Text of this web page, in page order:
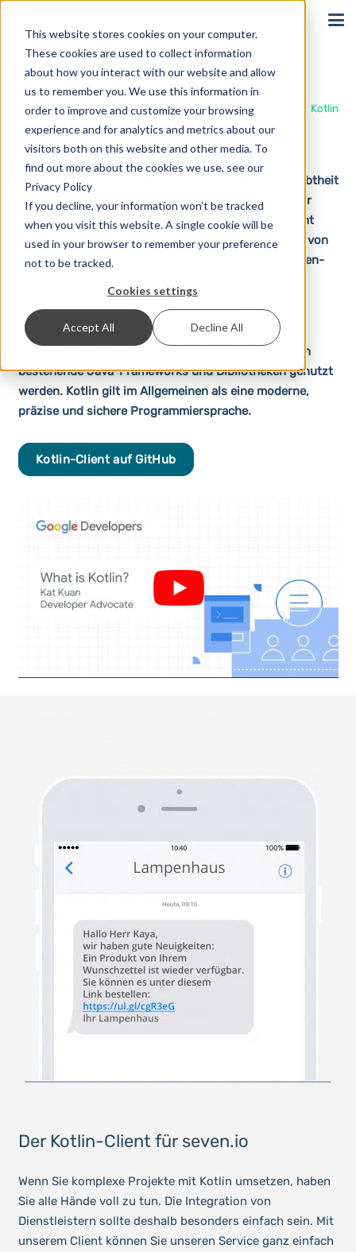
This website stores cookies on your computer.
These cookies are used to collect information
about how you interact with our website and allow
us to remember you. We use this information in
order to improve and customize your browsing
experience and for analytics and metrics about our
visitors both on this website and other media. To
find out more about the cookies we use, see our
Privacy Policy
If you decline, your information won’t be tracked
when you visit this website. A single cookie will be
used in your browser to remember your preference
not to be tracked.
Cookies settings
Accept All Decline All
Kotlin
Start Entwickler Kotlin
Kotlin ist eine multiparadigmatische
Programmiersprache, die sich immer größerer Beliebtheit
erfreut. Die noch recht junge Sprache wurde im Jahr
2011 veröffentlicht. Sie ist vor allem dadurch bekannt
geworden, dass sie unter anderem zur Entwicklung von
Android-Apps verwendet wird. Die Sprache wird Open-
maßgeblich an der Entwicklung beteiligt.
Eine weitere Besonderheit der Sprache ist, dass sie
vollständig mit Java interoperabel ist. Daher können
bestehende Java-Frameworks und Bibliotheken genutzt
werden. Kotlin gilt im Allgemeinen als eine moderne,
präzise und sichere Programmiersprache.
Kotlin-Client auf GitHub
Der Kotlin-Client für seven.io
Wenn Sie komplexe Projekte mit Kotlin umsetzen, haben
Sie alle Hände voll zu tun. Die Integration von
Dienstleistern sollte deshalb besonders einfach sein. Mit
unserem Client können Sie unseren Service ganz einfach